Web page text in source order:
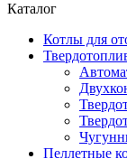
Каталог
Котлы для
Пеллетные